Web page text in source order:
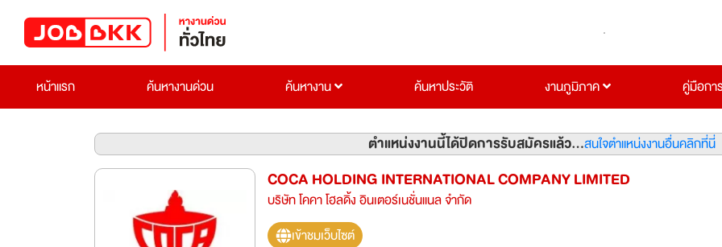
หน้าแรก ค้นหางานด่วน ค้นหางาน ค้นหาประวัติ งานภูมิภาค คู่มือกา
ตำแหน่งงานนี้ได้ปิดการรับสมัครแล้ว...สนใจตำแหน่งงานอื่นคลิกที่นี่
COCA HOLDING INTERNATIONAL COMPANY LIMITED
บริษัท โคคา โฮลดิ้ง อินเตอร์เนชั่นแนล จำกัด
เข้าชมเว็บไซต์